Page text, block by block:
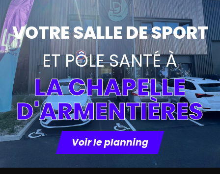
ET PÔLE SANTÉ À
LA CHAPELLE
D'ARMENTIÈRES
VOTRE SALLE DE SPORT
Voir le planning